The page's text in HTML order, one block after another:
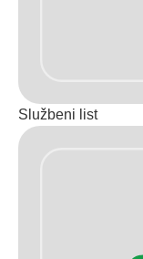
Službeni list